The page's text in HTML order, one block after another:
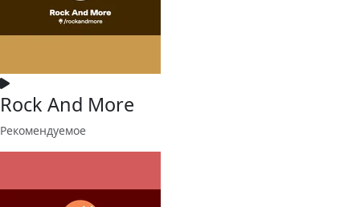
Rock And More
Рекомендуемое